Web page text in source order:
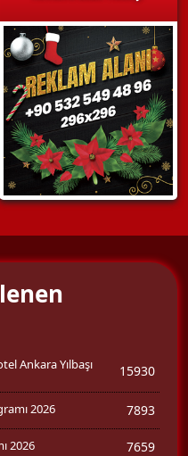
Ankara Yılbaşı
15930
2026 7893
2026 7659